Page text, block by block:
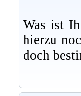
Was ist
hierzu
doch